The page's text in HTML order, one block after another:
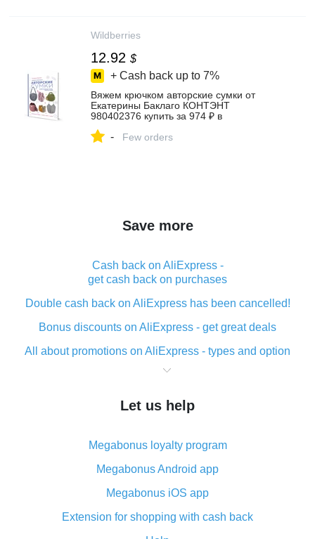
Wildberries
12.92 $
+ Cash back up to 7%
Вяжем крючком авторские сумки от
Екатерины Баклаго КОНТЭНТ
980402376 купить за 974 ₽ в
- Few orders
Save more
Cash back on AliExpress -
get cash back on purchases
Double cash back on AliExpress has been cancelled!
Bonus discounts on AliExpress - get great deals
All about promotions on AliExpress - types and option
What is cash back when making purchases on
The best place to download cash back for AliExpress
What is the AliExpress cash back plugin and what are
its advantages
Cash back from the AliExpress mobile app -
advantages of the plugin
Double cash back on AliExpress has been cancelled!
Let us help
Megabonus loyalty program
Megabonus Android app
Megabonus iOS app
Extension for shopping with cash back